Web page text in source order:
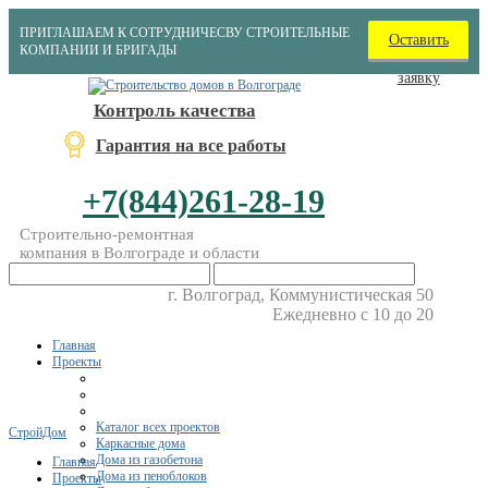
ПРИГЛАШАЕМ К СОТРУДНИЧЕСВУ СТРОИТЕЛЬНЫЕ
КОМПАНИИ И БРИГАДЫ
Оставить
заявку
Контроль качества
Гарантия на все работы
+7(844)261-28-19
Строительно-ремонтная
компания в Волгограде и области
г. Волгоград, Коммунистическая 50
Ежедневно с 10 до 20
Главная
Проекты
Каталог всех проектов
Каркасные дома
Дома из газобетона
Дома из пеноблоков
СтройДом
Главная
Проекты